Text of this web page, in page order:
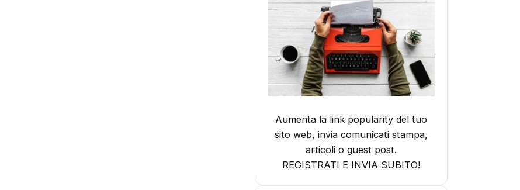
Aumenta la link popularity del tuo
sito web, invia comunicati stampa,
articoli o guest post.
REGISTRATI E INVIA SUBITO!